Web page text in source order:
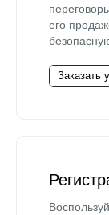
его
Заказать